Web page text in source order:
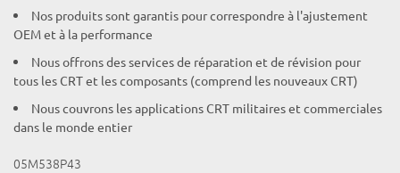
Nos produits sont garantis pour correspondre à l'ajustement
OEM et à la performance
Nous offrons des services de réparation et de révision pour
tous les CRT et les composants (comprend les nouveaux CRT)
Nous couvrons les applications CRT militaires et commerciales
dans le monde entier
05M538P43